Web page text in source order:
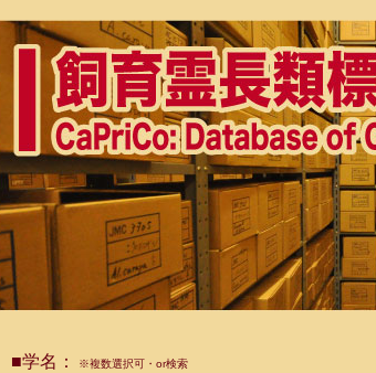
■学名： ※複数選択可・or検索